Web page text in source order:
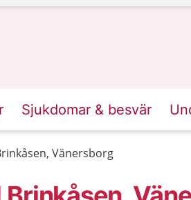
Sjukdomar & besvär
Vänersborg